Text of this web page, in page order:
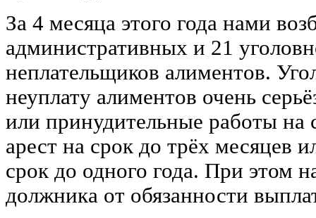
За 4 месяца этого года нами
административных и 21
неплательщиков алиментов.
неуплату алиментов очень
или принудительные работы на
арест на срок до трёх месяцев
срок до одного года. При этом
должника от обязанности